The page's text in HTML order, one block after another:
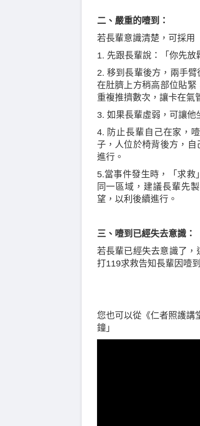
二、嚴重的噎到：
若長輩意識清楚，可採用
1. 先跟長輩說：「你先放
2. 移到長輩後方，兩手
在肚臍上方稍高部位貼緊
重複推擠數次，讓卡在氣
3. 如果長輩虛弱，可讓他
4. 防止長輩自己在家，
子，人位於椅背後方，
進行。
5.當事件發生時，「求救
同一區域，建議長輩先
望，以利後續進行。
三、噎到已經失去意識：
若長輩已經失去意識了
打119求救告知長輩因噎
您也可以從《仁者照護講
鐘」